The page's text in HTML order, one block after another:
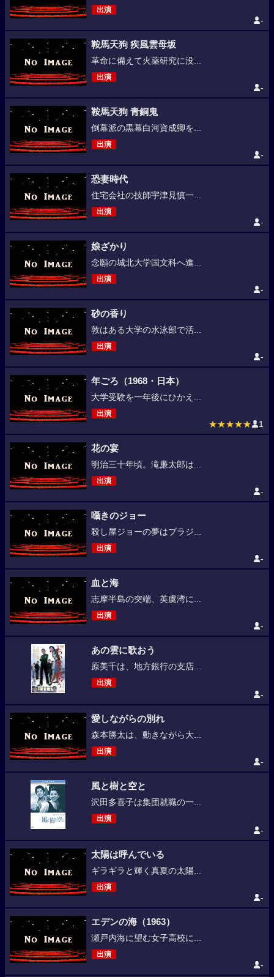
出演
-
鞍馬天狗 疾風雲母坂
革命に備えて火薬研究に没...
出演
-
鞍馬天狗 青銅鬼
倒幕派の黒幕白河資成卿を...
出演
-
恐妻時代
住宅会社の技師宇津見慎一...
出演
-
娘ざかり
念願の城北大学国文科へ進...
出演
-
砂の香り
敦はある大学の水泳部で活...
出演
-
年ごろ（1968・日本）
大学受験を一年後にひかえ...
出演
★★★★★ 1
花の宴
明治三十年頃。滝廉太郎は...
出演
-
囁きのジョー
殺し屋ジョーの夢はブラジ...
出演
-
血と海
志摩半島の突端、英虞湾に...
出演
-
あの雲に歌おう
原美千は、地方銀行の支店...
出演
-
愛しながらの別れ
森本勝太は、動きながら大...
出演
-
風と樹と空と
沢田多喜子は集団就職の一...
出演
-
太陽は呼んでいる
ギラギラと輝く真夏の太陽...
出演
-
エデンの海（1963）
瀬戸内海に望む女子高校に...
出演
-